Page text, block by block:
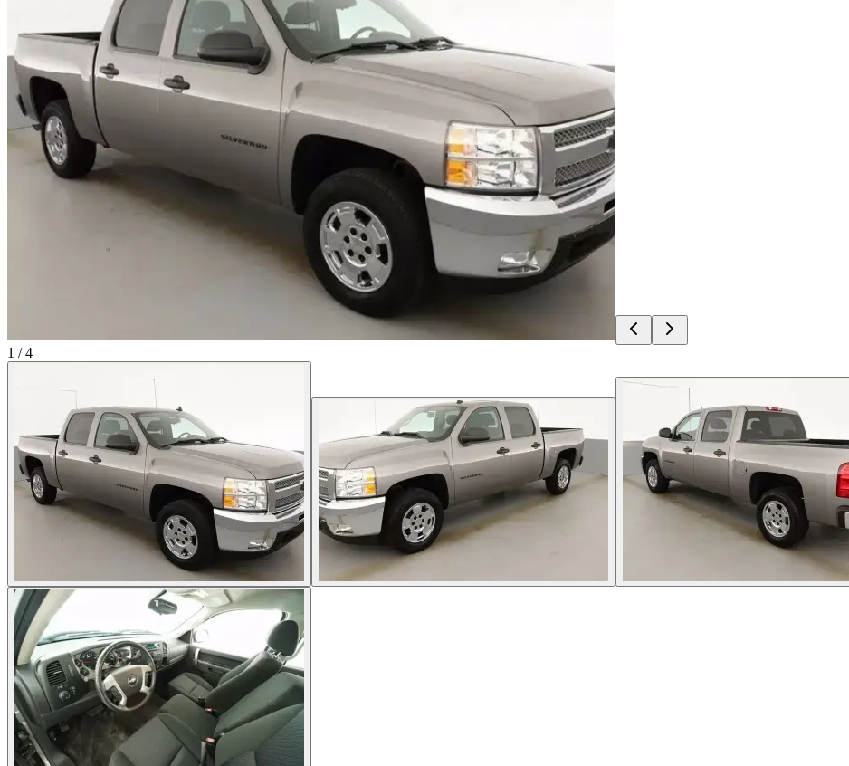
1 /4